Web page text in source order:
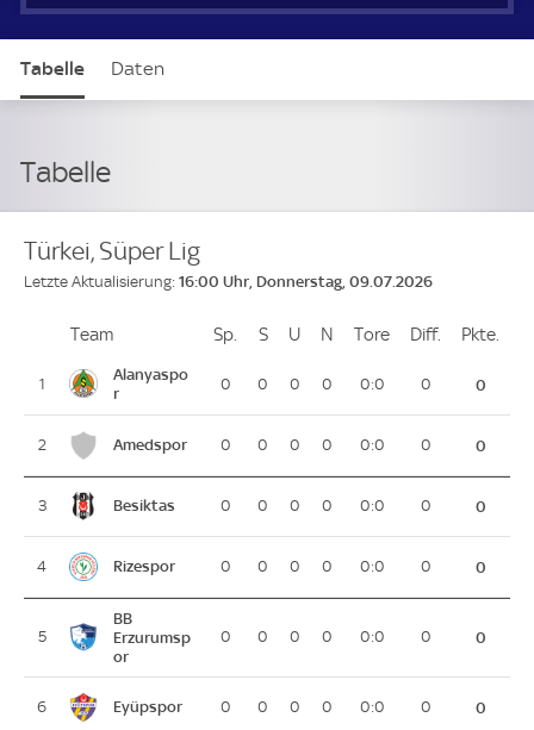
Tabelle Daten
Tabelle
Türkei, Süper Lig
Letzte Aktualisierung: 16:00 Uhr, Donnerstag, 09.07.2026
PlatzTeam Sp. Spiele
SSiege
U Unentschieden
N Niederlagen
Tore ToreDiff. Differenz
Pkte.
1
Alanyaspo
r
0 0 0 0 0:0 0 0
2 Amedspor 0 0 0 0 0:0 0 0
3 Besiktas 0 0 0 0 0:0 0 0
4 Rizespor 0 0 0 0 0:0 0 0
5
BB
Erzurumsp
or
0 0 0 0 0:0 0 0
6 Eyüpspor 0 0 0 0 0:0 0 0